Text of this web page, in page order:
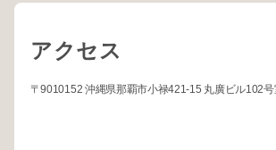
アクセス
〒9010152 沖縄県那覇市小禄421-15 丸廣ビル102号